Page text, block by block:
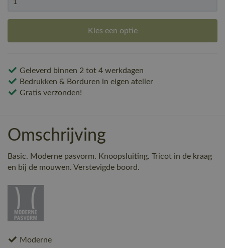
Kies een optie
Geleverd binnen 2 tot 4 werkdagen
Bedrukken & Borduren in eigen atelier
Gratis verzonden!
Omschrijving
Basic. Moderne pasvorm. Knoopsluiting. Tricot in de kraag
en bij de mouwen. Verstevigde boord.
Moderne